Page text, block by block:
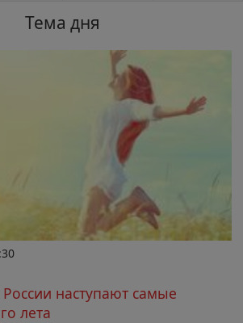
Тема дня
наступают самые
лета